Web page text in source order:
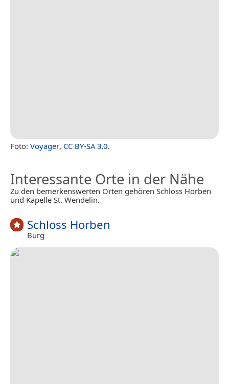
Foto: Voyager, CC BY-SA 3.0.
Interessante Orte in der Nähe
Zu den bemerkenswerten Orten gehören Schloss Horben
und Kapelle St. Wendelin.
Schloss Horben
Burg